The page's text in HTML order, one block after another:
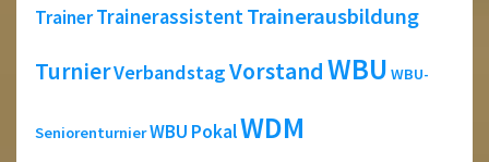
TrainerTrainerassistentTrainerausbildung
TurnierVerbandstagVorstandWBU WBU-
SeniorenturnierWBU PokalWDM